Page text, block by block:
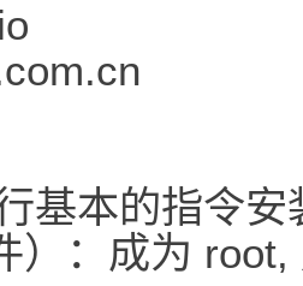
基本的指令
）：成为 root,